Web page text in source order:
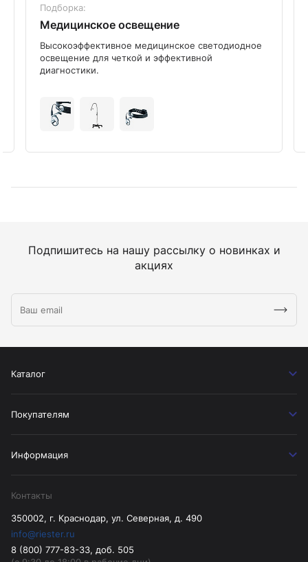
Подборка:
Медицинское освещение
Высокоэффективное медицинское светодиодное
освещение для четкой и эффективной
диагностики.
Подпишитесь на нашу рассылку о новинках и
акциях
Каталог
Покупателям
Информация
Контакты
350002, г. Краснодар, ул. Северная, д. 490
info@riester.ru
8 (800) 777-83-33, доб. 505